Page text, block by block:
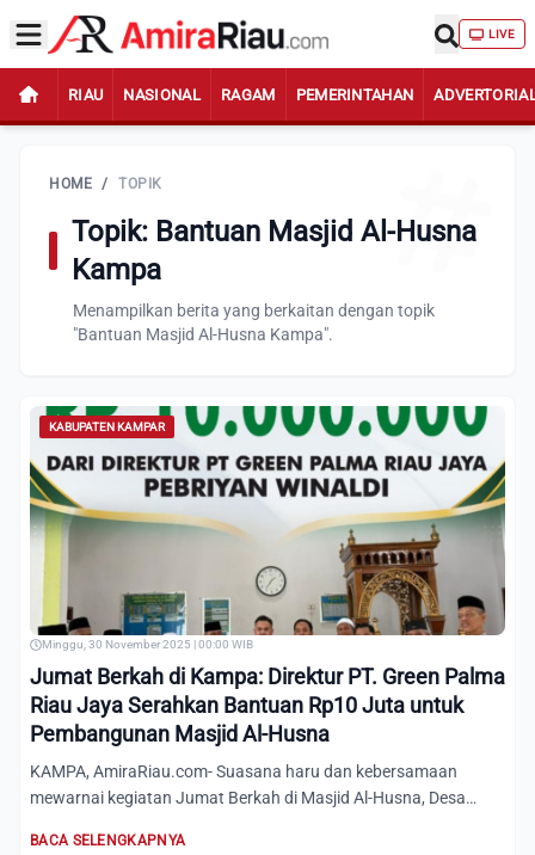
LIVE
RIAU NASIONAL RAGAM PEMERINTAHAN
HOME / TOPIK
Topik: Bantuan Masjid Al-Husna
Kampa
Menampilkan berita yang berkaitan dengan topik
"Bantuan Masjid Al-Husna Kampa".
KABUPATEN KAMPAR
Minggu, 30 November 2025 | 00:00 WIB
Jumat Berkah di Kampa: Direktur PT. Green Palma
Riau Jaya Serahkan Bantuan Rp10 Juta untuk
Pembangunan Masjid Al-Husna
KAMPA, AmiraRiau.com- Suasana haru dan kebersamaan
mewarnai kegiatan Jumat Berkah di Masjid Al-Husna, Desa
BACA SELENGKAPNYA